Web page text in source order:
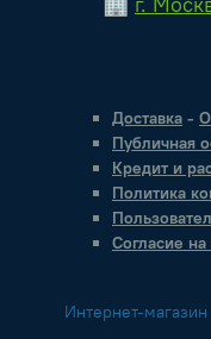
Доставка -
Публичная
Кредит и
Политика
Согласие
Интернет-магазин